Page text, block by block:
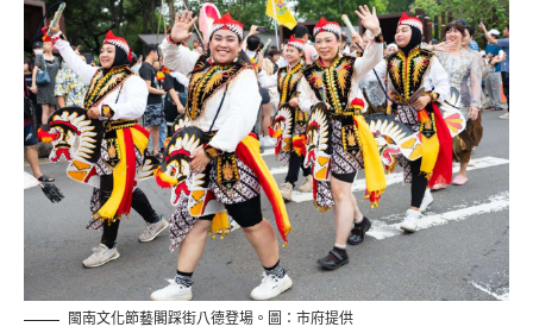
閩南文化節藝閣踩街八德登場。圖：市府提供